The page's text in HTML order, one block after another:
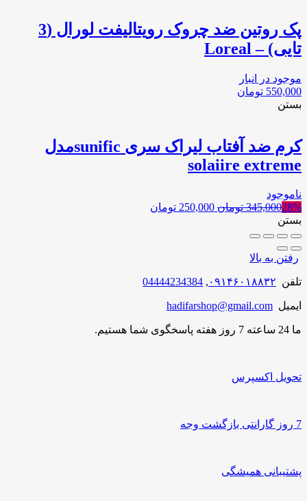
پک روتین ضد چروک رویتالیفت لورال (3
تایی) – Loreal
موجود در انبار
550,000 تومان
بستن
کرم ضد آفتاب لیراک سری sunificمدل
solaiire extreme
ناموجود
28%
345,000 تومان 250,000 تومان
بستن
رفتن به بالا
تلفن ۰۹۱۴۶۰۱۸۸۳۲ ,
04444234384
ایمیل hadifarshop@gmail.com
ما 24 ساعته 7 روز هفته پاسخگوی شما هستیم.
تحویل اکسپرس
7 روز گارانتی بازگشت وجه
پشتیبانی همیشگی